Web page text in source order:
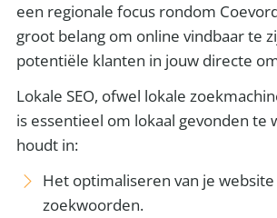
een regionale focus rondom
groot belang om online vindbaar te
potentiële klanten in jouw directe
Lokale SEO, ofwel lokale
is essentieel om lokaal gevonden te
houdt in:
Het optimaliseren van je
zoekwoorden.